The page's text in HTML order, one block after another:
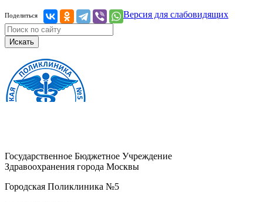
Поделиться Версия для слабовидящих
Искать
Государственное Бюджетное Учреждение
Здравоохранения города Москвы
Городская Поликлиника №5